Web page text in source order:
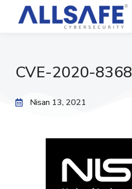
CVE-2020-8368
Nisan 13, 2021